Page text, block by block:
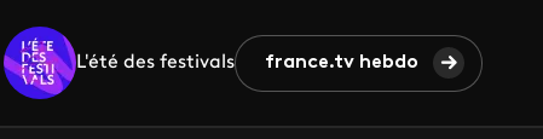
L'été des festivals france.tv hebdo